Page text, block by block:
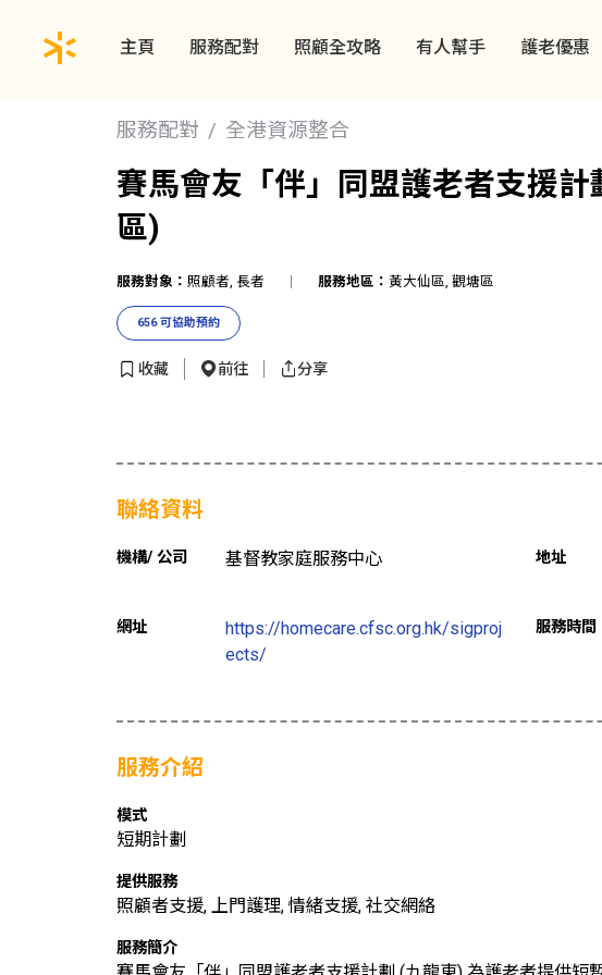
主頁 服務配對 照顧全攻略 有人幫手 護老優惠
服務配對 全港資源整合
賽馬會友「伴」同盟護老者支援
區)
服務對象： 照顧者, 長者 服務地區： 黃大仙區, 觀塘區
656 可協助預約
收藏 前往 分享
聯絡資料
機構/ 公司 基督教家庭服務中心 地址
網址
https://homecare.cfsc.org.hk/sigproj
ects/
服務時間
服務介紹
模式
短期計劃
提供服務
照顧者支援, 上門護理, 情緒支援, 社交網絡
服務簡介